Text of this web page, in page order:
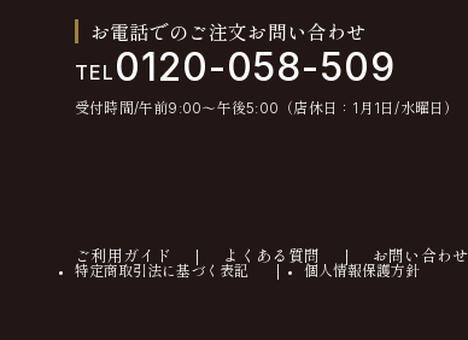
お電話でのご注文お問い合わせ
TEL 0120-058-509
受付時間/午前9:00〜午後5:00（店休日：1月1日/水曜日）
ご利用ガイド よくある質問 お問い合わせ
特定商取引法に基づく表記 個人情報保護方針